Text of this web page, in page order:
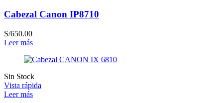
Cabezal Canon IP8710
S/650.00
Leer más
Sin Stock
Vista rápida
Leer más